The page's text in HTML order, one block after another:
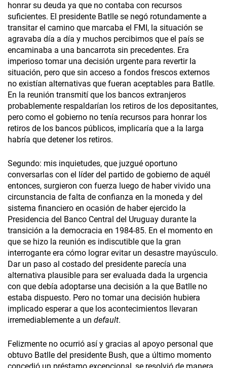
honrar su deuda ya que no contaba con recursos
suficientes. El presidente Batlle se negó rotundamente a
transitar el camino que marcaba el FMI, la situación se
agravaba día a día y muchos percibimos que el país se
encaminaba a una bancarrota sin precedentes. Era
imperioso tomar una decisión urgente para revertir la
situación, pero que sin acceso a fondos frescos externos
no existían alternativas que fueran aceptables para Batlle.
En la reunión transmití que los bancos extranjeros
probablemente respaldarían los retiros de los depositantes,
pero como el gobierno no tenía recursos para honrar los
retiros de los bancos públicos, implicaría que a la larga
habría que detener los retiros.
Segundo: mis inquietudes, que juzgué oportuno
conversarlas con el líder del partido de gobierno de aquél
entonces, surgieron con fuerza luego de haber vivido una
circunstancia de falta de confianza en la moneda y del
sistema financiero en ocasión de haber ejercido la
Presidencia del Banco Central del Uruguay durante la
transición a la democracia en 1984-85. En el momento en
que se hizo la reunión es indiscutible que la gran
interrogante era cómo lograr evitar un desastre mayúsculo.
Dar un paso al costado del presidente parecía una
alternativa plausible para ser evaluada dada la urgencia
con que debía adoptarse una decisión a la que Batlle no
estaba dispuesto. Pero no tomar una decisión hubiera
implicado esperar a que los acontecimientos llevaran
irremediablemente a un default.
Felizmente no ocurrió así y gracias al apoyo personal que
obtuvo Batlle del presidente Bush, que a último momento